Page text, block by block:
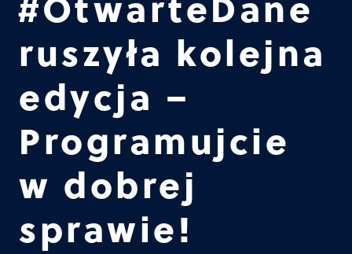
ruszyła kolejna
edycja –
Programujcie
w dobrej
sprawie!